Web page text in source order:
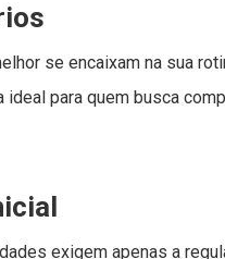
se encaixam na sua
para quem busca
exigem apenas a